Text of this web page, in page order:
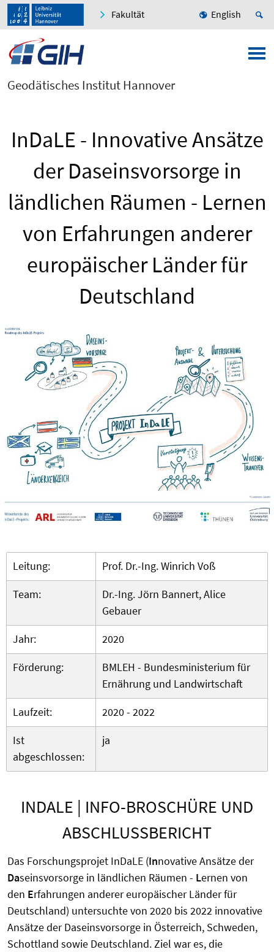
Fakultät English
Geodätisches Institut Hannover
InDaLE - Innovative Ansätze
der Daseinsvorsorge in
ländlichen Räumen - Lernen
von Erfahrungen anderer
europäischer Länder für
Deutschland
Leitung:
Prof. Dr.-Ing. Winrich Voß
Team:
Dr.-Ing. Jörn Bannert, Alice
Gebauer
Jahr:
2020
Förderung:
BMLEH - Bundesministerium für
Ernährung und Landwirtschaft
Laufzeit:
2020 - 2022
Ist
abgeschlossen:
ja
INDALE | INFO-BROSCHÜRE UND
ABSCHLUSSBERICHT
Das Forschungsprojet InDaLE (Innovative Ansätze der
Daseinsvorsorge in ländlichen Räumen - Lernen von
den Erfahrungen anderer europäischer Länder für
Deutschland) untersuchte von 2020 bis 2022 innovative
Ansätze der Daseinsvorsorge in Österreich, Schweden,
Schottland sowie Deutschland. Ziel war es, die